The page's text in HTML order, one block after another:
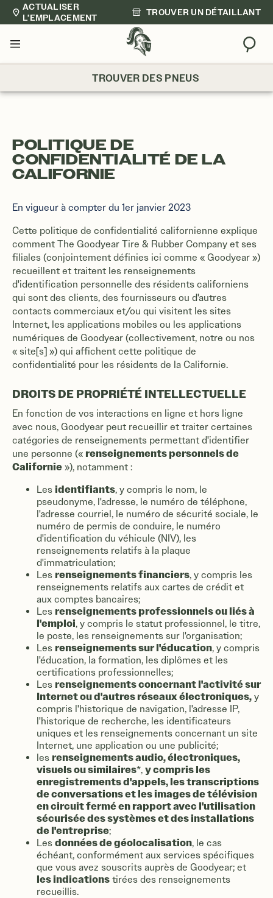
ACTUALISER
L’EMPLACEMENT
TROUVER UN DÉTAILLANT
Menu
TROUVER DES PNEUS
POLITIQUE DE
CONFIDENTIALITÉ DE LA
CALIFORNIE
En vigueur à compter du 1er janvier 2023
Cette politique de confidentialité californienne explique
comment The Goodyear Tire & Rubber Company et ses
filiales (conjointement définies ici comme « Goodyear »)
recueillent et traitent les renseignements
d'identification personnelle des résidents californiens
qui sont des clients, des fournisseurs ou d'autres
contacts commerciaux et/ou qui visitent les sites
Internet, les applications mobiles ou les applications
numériques de Goodyear (collectivement, notre ou nos
« site[s] ») qui affichent cette politique de
confidentialité pour les résidents de la Californie.
DROITS DE PROPRIÉTÉ INTELLECTUELLE
En fonction de vos interactions en ligne et hors ligne
avec nous, Goodyear peut recueillir et traiter certaines
catégories de renseignements permettant d'identifier
une personne (« renseignements personnels de
Californie »), notamment :
Les identifiants, y compris le nom, le
pseudonyme, l'adresse, le numéro de téléphone,
l'adresse courriel, le numéro de sécurité sociale, le
numéro de permis de conduire, le numéro
d'identification du véhicule (NIV), les
renseignements relatifs à la plaque
d'immatriculation;
Les renseignements financiers, y compris les
renseignements relatifs aux cartes de crédit et
aux comptes bancaires;
Les renseignements professionnels ou liés à
l'emploi, y compris le statut professionnel, le titre,
le poste, les renseignements sur l'organisation;
Les renseignements sur l'éducation, y compris
l'éducation, la formation, les diplômes et les
certifications professionnelles;
Les renseignements concernant l'activité sur
Internet ou d'autres réseaux électroniques, y
compris l'historique de navigation, l'adresse IP,
l'historique de recherche, les identificateurs
uniques et les renseignements concernant un site
Internet, une application ou une publicité;
les renseignements audio, électroniques,
visuels ou similaires*, y compris les
enregistrements d'appels, les transcriptions
de conversations et les images de télévision
en circuit fermé en rapport avec l'utilisation
sécurisée des systèmes et des installations
de l'entreprise;
Les données de géolocalisation, le cas
échéant, conformément aux services spécifiques
que vous avez souscrits auprès de Goodyear; et
les indications tirées des renseignements
recueillis.